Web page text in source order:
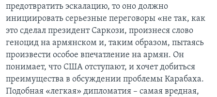
предотвратить эскалацию, то оно должно
инициировать серьезные переговоры «не так, как
это сделал президент Саркози, произнеся слово
геноцид на армянском и, таким образом, пытаясь
произвести особое впечатление на армян. Он
понимает, что США отступают, и хочет добиться
преимущества в обсуждении проблемы Карабаха.
Подобная «легкая» дипломатия – самая вредная,